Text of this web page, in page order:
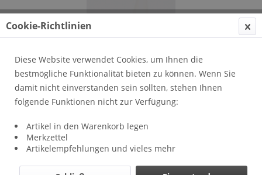
18,00 € *
Cookie-Richtlinien
Diese Website verwendet Cookies, um Ihnen die
bestmögliche Funktionalität bieten zu können. Wenn Sie
damit nicht einverstanden sein sollten, stehen Ihnen
folgende Funktionen nicht zur Verfügung:
Artikel in den Warenkorb legen
Merkzettel
Artikelempfehlungen und vieles mehr